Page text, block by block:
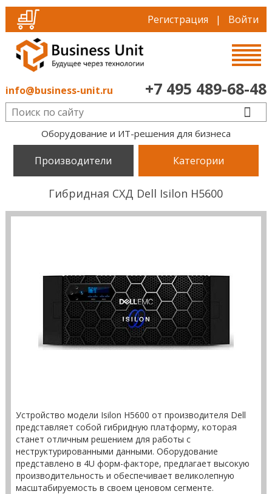
Регистрация | Войти
info@business-unit.ru +7 495 489-68-48
Оборудование и ИТ-решения для бизнеса
Производители Категории
Гибридная СХД Dell Isilon H5600
Устройство модели Isilon H5600 от производителя Dell
представляет собой гибридную платформу, которая
станет отличным решением для работы с
неструктурированными данными. Оборудование
представлено в 4U форм-факторе, предлагает высокую
производительность и обеспечивает великолепную
масштабируемость в своем ценовом сегменте.